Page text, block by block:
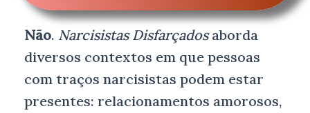
Não. Narcisistas Disfarçadosaborda
diversos contextos em que pessoas
com traços narcisistas podem estar
presentes: relacionamentos amorosos,